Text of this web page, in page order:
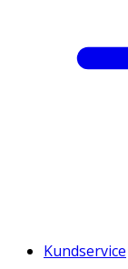
Kundservice